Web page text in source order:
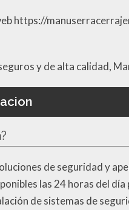
https://
y de alta calidad,
de seguridad y
las 24 horas del
de sistemas de